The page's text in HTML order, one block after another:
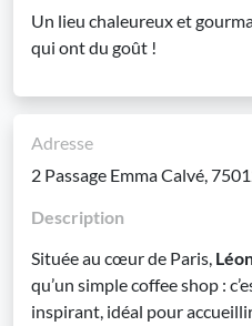
Un lieu chaleureux et
qui ont du goût !
Adresse
2 Passage Emma Calvé,
Description
Située au cœur de Paris,
qu’un simple coffee shop :
inspirant, idéal pour